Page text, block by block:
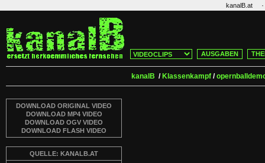
kanalB.at ·
AUSGABEN
kanalB / Klassenkampf /
DOWNLOAD ORIGINAL VIDEO
DOWNLOAD MP4 VIDEO
DOWNLOAD OGV VIDEO
DOWNLOAD FLASH VIDEO
QUELLE: KANALB.AT